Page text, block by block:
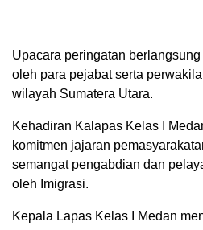
Upacara peringatan
oleh para pejabat serta
wilayah Sumatera Utara.
Kehadiran Kalapas Kelas I
komitmen jajaran
semangat pengabdian dan
oleh Imigrasi.
Kepala Lapas Kelas I Medan